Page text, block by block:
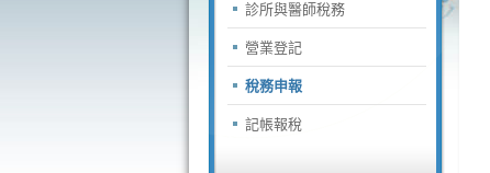
診所與醫師稅務
營業登記
稅務申報
記帳報稅